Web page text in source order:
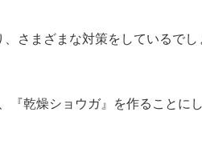
さまざまな対策をしているでし
『乾燥ショウガ』を作ることに